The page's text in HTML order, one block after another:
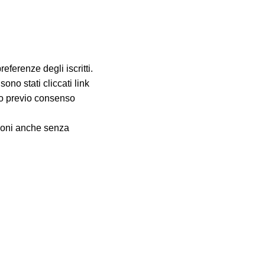
degli iscritti.
stati cliccati link
previo consenso
anche senza